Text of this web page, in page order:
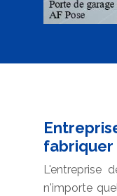
fabriquer
L'entreprise
n'importe